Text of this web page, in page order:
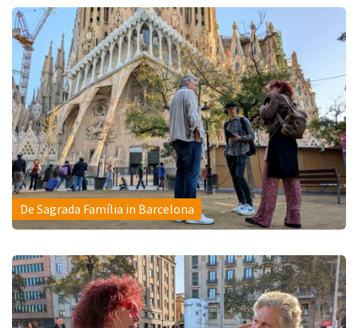
De Sagrada Família in Barcelona